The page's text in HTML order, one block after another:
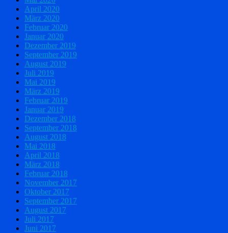
April 2020
März 2020
Februar 2020
Januar 2020
Dezember 2019
September 2019
August 2019
Juli 2019
Mai 2019
März 2019
Februar 2019
Januar 2019
Dezember 2018
September 2018
August 2018
Mai 2018
April 2018
März 2018
Februar 2018
November 2017
Oktober 2017
September 2017
August 2017
Juli 2017
Juni 2017